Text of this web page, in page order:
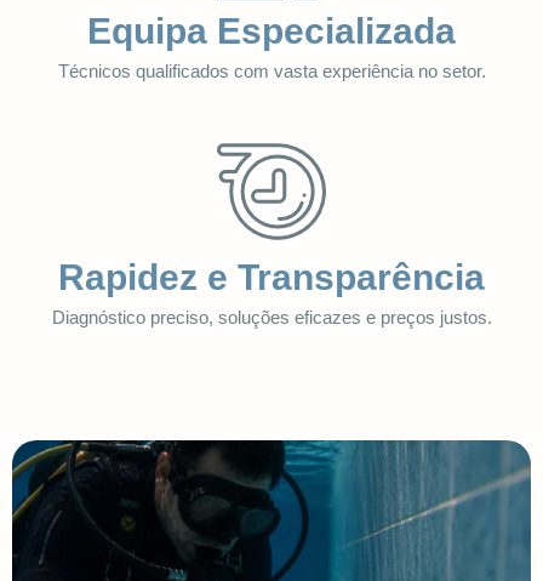
Equipa Especializada
Técnicos qualificados com vasta experiência no setor.
Rapidez e Transparência
Diagnóstico preciso, soluções eficazes e preços justos.